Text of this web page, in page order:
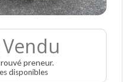
preneur.
disponibles